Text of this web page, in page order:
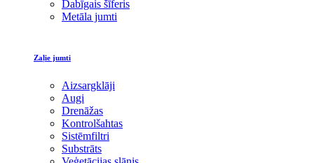
Dabīgais šīferis
Metāla jumti
Zaļie jumti
Aizsargklāji
Augi
Drenāžas
Kontrolšahtas
Sistēmfiltri
Substrāts